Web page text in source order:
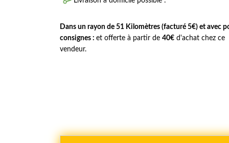
Dans un rayon de 51 Kilomètres (facturé 5€) et avec
consignes : et offerte à partir de 40€ d'achat chez ce
vendeur.